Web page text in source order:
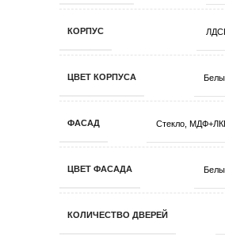
КОРПУС
ЦВЕТ КОРПУСА
ФАСАД Стекло,
ЦВЕТ ФАСАДА
КОЛИЧЕСТВО ДВЕРЕЙ